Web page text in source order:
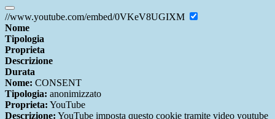
//www.youtube.com/embed/0VKeV8UGIXM
Nome
Tipologia
Proprieta
Descrizione
Durata
Nome: CONSENT
Tipologia: anonimizzato
Proprieta: YouTube
Descrizione: YouTube imposta questo cookie tramite video youtube